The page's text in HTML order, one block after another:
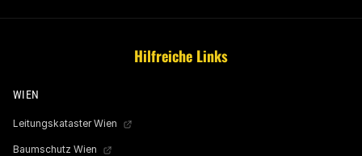
Hilfreiche Links
WIEN
Leitungskataster Wien
Baumschutz Wien